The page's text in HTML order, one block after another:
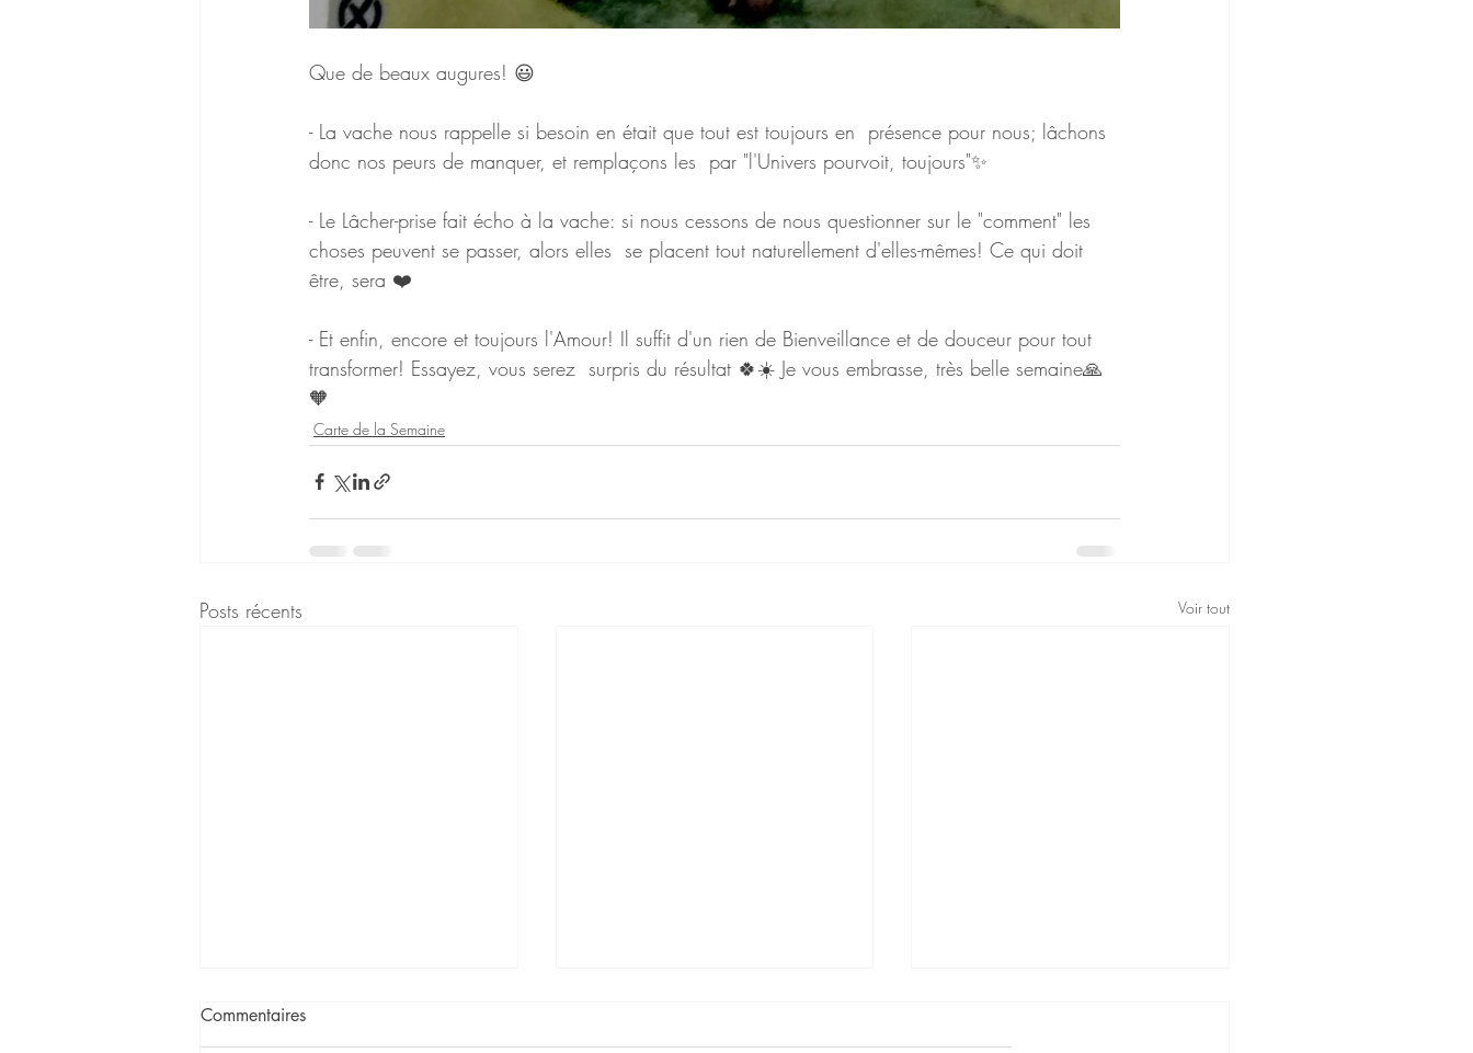
Que de beaux augures! 😃
- La vache nous rappelle si besoin en était que tout est toujours en  présence pour nous; lâchons
donc nos peurs de manquer, et remplaçons les  par "l'Univers pourvoit, toujours"✨
- Le Lâcher-prise fait écho à la vache: si nous cessons de nous questionner sur le "comment" les
choses peuvent se passer, alors elles  se placent tout naturellement d'elles-mêmes! Ce qui doit
être, sera ❤️
- Et enfin, encore et toujours l'Amour! Il suffit d'un rien de Bienveillance et de douceur pour tout
transformer! Essayez, vous serez  surpris du résultat 🍀☀️ Je vous embrasse, très belle semaine🙏
🧡
Carte de la Semaine
Posts récents Voir tout
Commentaires